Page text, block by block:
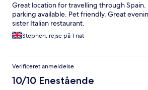
Great location for travelling through Spain.
parking available. Pet friendly. Great
sister Italian restaurant.
Stephen, rejse på 1 nat
Verificeret anmeldelse
10/10 Enestående